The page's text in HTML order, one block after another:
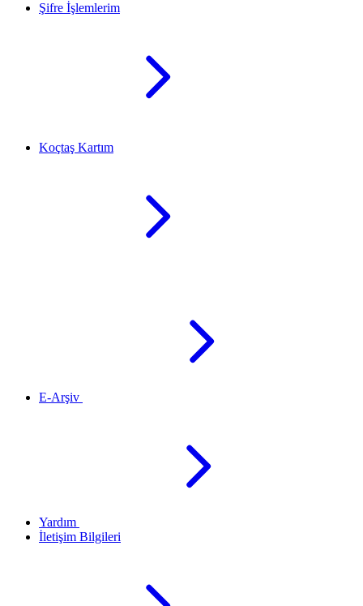
Şifre İşlemlerim
Koçtaş Kartım
E-Arşiv
Yardım
İletişim Bilgileri